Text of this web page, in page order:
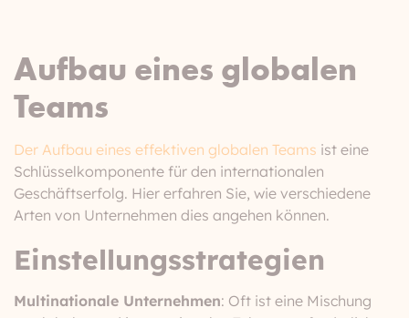
Aufbau eines globalen
Teams
Der Aufbau eines effektiven globalen Teams ist eine
Schlüsselkomponente für den internationalen
Geschäftserfolg. Hier erfahren Sie, wie verschiedene
Arten von Unternehmen dies angehen können.
Einstellungsstrategien
Multinationale Unternehmen: Oft ist eine Mischung